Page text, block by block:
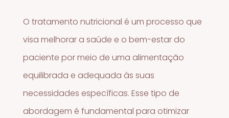
O tratamento nutricional é um processo que
visa melhorar a saúde e o bem-estar do
paciente por meio de uma alimentação
equilibrada e adequada às suas
necessidades específicas. Esse tipo de
abordagem é fundamental para otimizar